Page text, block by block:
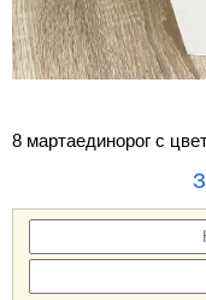
8 мартаединорог с